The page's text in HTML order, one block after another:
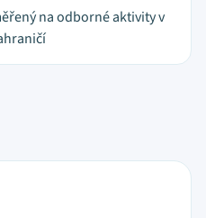
na odborné aktivity v